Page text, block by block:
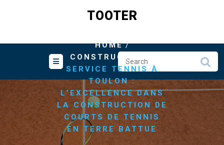
TOOTER
HOME/
CONSTRUCTION
SERVICE TENNIS À
TOULON :
L’EXCELLENCE DANS
LA CONSTRUCTION DE
COURTS DE TENNIS
EN TERRE BATTUE